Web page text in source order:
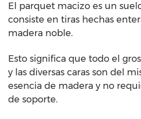
El parquet macizo es un
consiste en tiras hechas
madera noble.
Esto significa que todo el
y las diversas caras son del
esencia de madera y no
de soporte.